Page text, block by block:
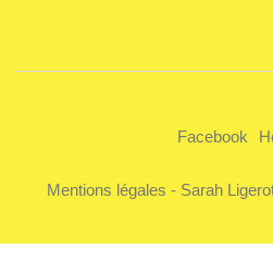
Facebook
Mentions légales - Sarah